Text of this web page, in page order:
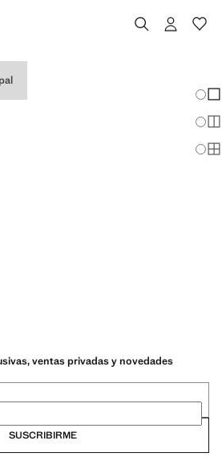
ventas privadas y novedades
SUSCRIBIRME